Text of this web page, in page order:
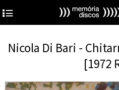
4
Nicola Di Bari -
[1972